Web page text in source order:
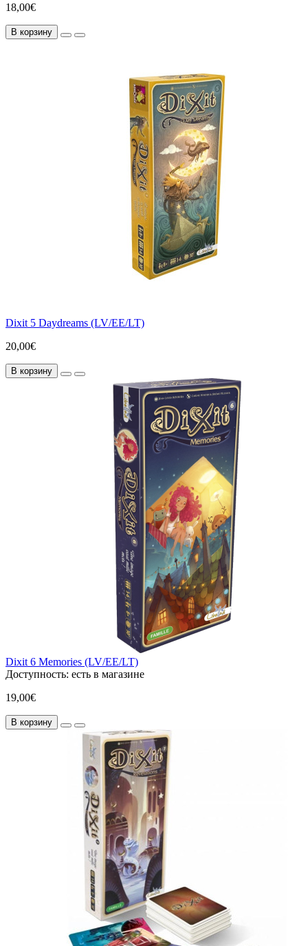
18,00€
В корзину
Dixit 5 Daydreams (LV/EE/LT)
20,00€
В корзину
Dixit 6 Memories (LV/EE/LT)
Доступность: есть в магазине
19,00€
В корзину